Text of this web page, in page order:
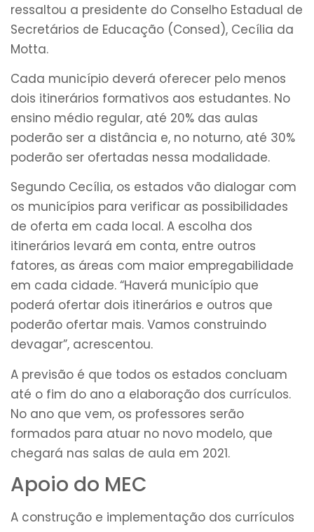
ressaltou a presidente do Conselho Estadual de
Secretários de Educação (Consed), Cecília da
Motta.
Cada município deverá oferecer pelo menos
dois itinerários formativos aos estudantes. No
ensino médio regular, até 20% das aulas
poderão ser a distância e, no noturno, até 30%
poderão ser ofertadas nessa modalidade.
Segundo Cecília, os estados vão dialogar com
os municípios para verificar as possibilidades
de oferta em cada local. A escolha dos
itinerários levará em conta, entre outros
fatores, as áreas com maior empregabilidade
em cada cidade. “Haverá município que
poderá ofertar dois itinerários e outros que
poderão ofertar mais. Vamos construindo
devagar”, acrescentou.
A previsão é que todos os estados concluam
até o fim do ano a elaboração dos currículos.
No ano que vem, os professores serão
formados para atuar no novo modelo, que
chegará nas salas de aula em 2021.
Apoio do MEC
A construção e implementação dos currículos